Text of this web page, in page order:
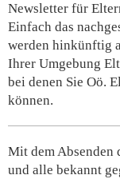
Newsletter für
Einfach das
werden hinkünftig
Ihrer Umgebung
bei denen Sie Oö.
können.
Mit dem Absenden
und alle bekannt